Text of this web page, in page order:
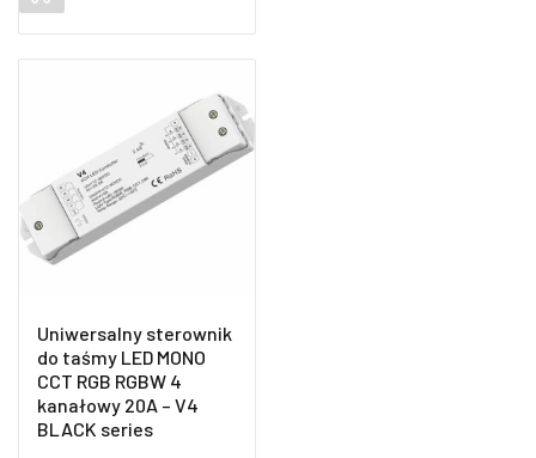
Uniwersalny sterownik
do taśmy LED MONO
CCT RGB RGBW 4
kanałowy 20A – V4
BLACK series